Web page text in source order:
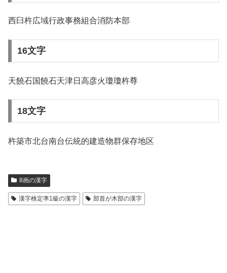
西臼杵広域行政事務組合消防本部
16文字
天饒石国饒石天津日高彦火瓊瓊杵尊
18文字
杵築市北台南台伝統的建造物群保存地区
8画の漢字
漢字検定準1級の漢字 部首が木部の漢字